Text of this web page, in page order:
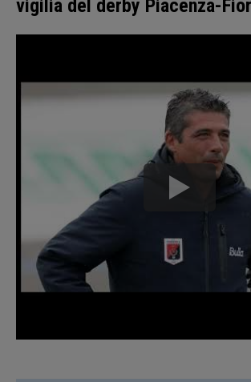
vigilia del derby Piacenza-